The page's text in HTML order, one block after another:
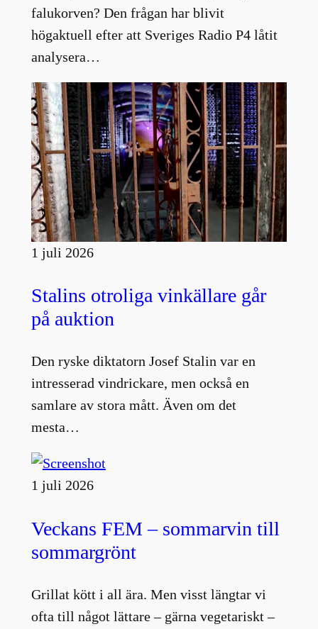
falukorven? Den frågan har blivit
högaktuell efter att Sveriges Radio P4 låtit
analysera…
1 juli 2026
Stalins otroliga vinkällare går
på auktion
Den ryske diktatorn Josef Stalin var en
intresserad vindrickare, men också en
samlare av stora mått. Även om det
mesta…
1 juli 2026
Veckans FEM – sommarvin till
sommargrönt
Grillat kött i all ära. Men visst längtar vi
ofta till något lättare – gärna vegetariskt –